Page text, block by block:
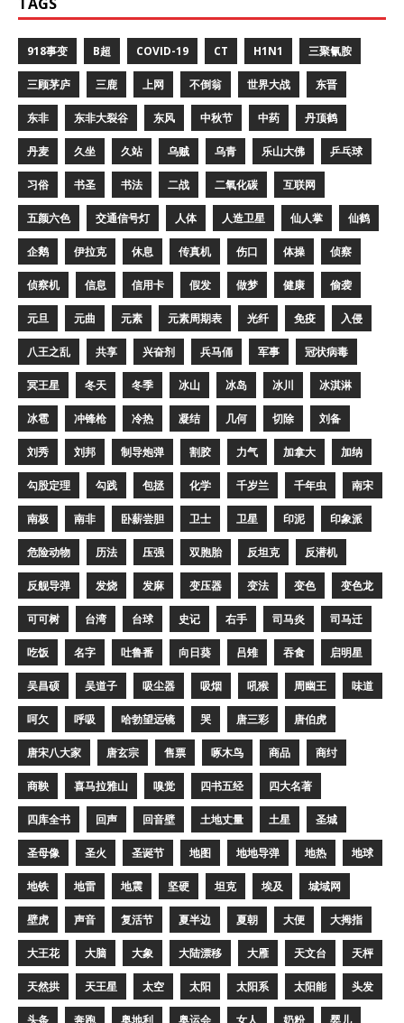
918事变 B超 COVID-19 CT H1N1 三聚氰胺
三顾茅庐 三鹿 上网 不倒翁 世界大战 东晋
东非 东非大裂谷 东风 中秋节 中药 丹顶鹤
丹麦 久坐 久站 乌贼 乌青 乐山大佛 乒乓球
习俗 书圣 书法 二战 二氧化碳 互联网
五颜六色 交通信号灯 人体 人造卫星 仙人掌 仙鹤
企鹅 伊拉克 休息 传真机 伤口 体操 侦察
侦察机 信息 信用卡 假发 做梦 健康 偷袭
元旦 元曲 元素 元素周期表 光纤 免疫 入侵
八王之乱 共享 兴奋剂 兵马俑 军事 冠状病毒
冥王星 冬天 冬季 冰山 冰岛 冰川 冰淇淋
冰雹 冲锋枪 冷热 凝结 几何 切除 刘备
刘秀 刘邦 制导炮弹 割胶 力气 加拿大 加纳
勾股定理 勾践 包拯 化学 千岁兰 千年虫 南宋
南极 南非 卧薪尝胆 卫士 卫星 印泥 印象派
危险动物 历法 压强 双胞胎 反坦克 反潜机
反舰导弹 发烧 发麻 变压器 变法 变色 变色龙
可可树 台湾 台球 史记 右手 司马炎 司马迁
吃饭 名字 吐鲁番 向日葵 吕雉 吞食 启明星
吴昌硕 吴道子 吸尘器 吸烟 吼猴 周幽王 味道
呵欠 呼吸 哈勃望远镜 哭 唐三彩 唐伯虎
唐宋八大家 唐玄宗 售票 啄木鸟 商品 商纣
商鞅 喜马拉雅山 嗅觉 四书五经 四大名著
四库全书 回声 回音壁 土地丈量 土星 圣城
圣母像 圣火 圣诞节 地图 地地导弹 地热 地球
地铁 地雷 地震 坚硬 坦克 埃及 城域网
壁虎 声音 复活节 夏半边 夏朝 大便 大拇指
大王花 大脑 大象 大陆漂移 大雁 天文台 天枰
天然拱 天王星 太空 太阳 太阳系 太阳能 头发